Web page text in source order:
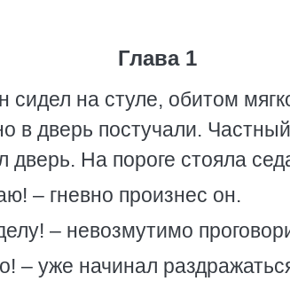
Глава 1
сидел на стуле, обитом
в дверь постучали.
дверь. На пороге стояла
– гневно произнес он.
– невозмутимо
– уже начинал